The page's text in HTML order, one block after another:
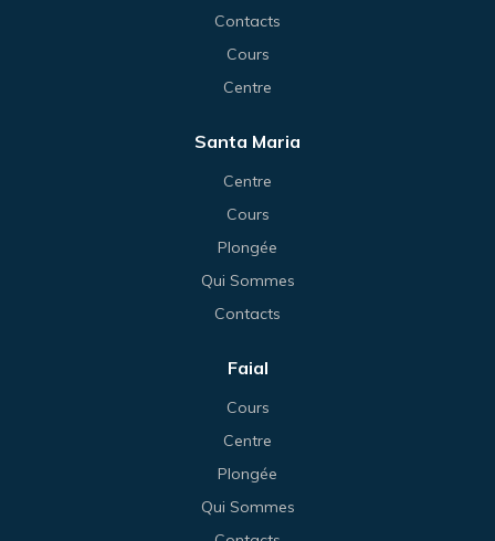
Contacts
Cours
Centre
Santa Maria
Centre
Cours
Plongée
Qui Sommes
Contacts
Faial
Cours
Centre
Plongée
Qui Sommes